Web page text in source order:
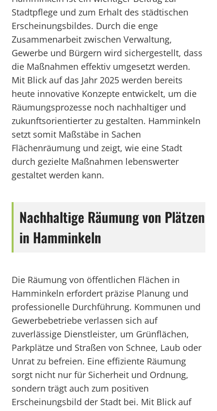
Stadtpflege und zum Erhalt des städtischen
Erscheinungsbildes. Durch die enge
Zusammenarbeit zwischen Verwaltung,
Gewerbe und Bürgern wird sichergestellt, dass
die Maßnahmen effektiv umgesetzt werden.
Mit Blick auf das Jahr 2025 werden bereits
heute innovative Konzepte entwickelt, um die
Räumungsprozesse noch nachhaltiger und
zukunftsorientierter zu gestalten. Hamminkeln
setzt somit Maßstäbe in Sachen
Flächenräumung und zeigt, wie eine Stadt
durch gezielte Maßnahmen lebenswerter
gestaltet werden kann.
Nachhaltige Räumung von Plätzen
in Hamminkeln
Die Räumung von öffentlichen Flächen in
Hamminkeln erfordert präzise Planung und
professionelle Durchführung. Kommunen und
Gewerbebetriebe verlassen sich auf
zuverlässige Dienstleister, um Grünflächen,
Parkplätze und Straßen von Schnee, Laub oder
Unrat zu befreien. Eine effiziente Räumung
sorgt nicht nur für Sicherheit und Ordnung,
sondern trägt auch zum positiven
Erscheinungsbild der Stadt bei. Mit Blick auf